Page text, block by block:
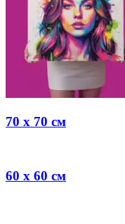
70 x 70 см
60 x 60 см